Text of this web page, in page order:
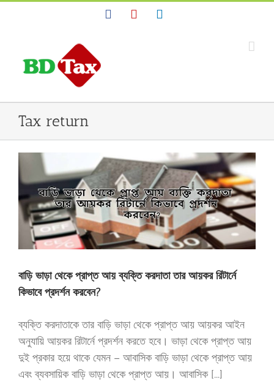
FacebookYouTube
Tax return
বাড়ি ভাড়া থেকে প্রাপ্ত আয় ব্যক্তি করদাতা তার আয়কর রিটার্নে
কিভাবে প্রদর্শন করবেন?
ব্যক্তি করদাতাকে তার বাড়ি ভাড়া থেকে প্রাপ্ত আয় আয়কর আইন
অনুযায়ি আয়কর রিটার্নে প্রদর্শন করতে হবে। ভাড়া থেকে প্রাপ্ত আয়
দুই প্রকার হয়ে থাকে যেমন – আবাসিক বাড়ি ভাড়া থেকে প্রাপ্ত আয়
এবং ব্যবসায়িক বাড়ি ভাড়া থেকে প্রাপ্ত আয়। আবাসিক [...]